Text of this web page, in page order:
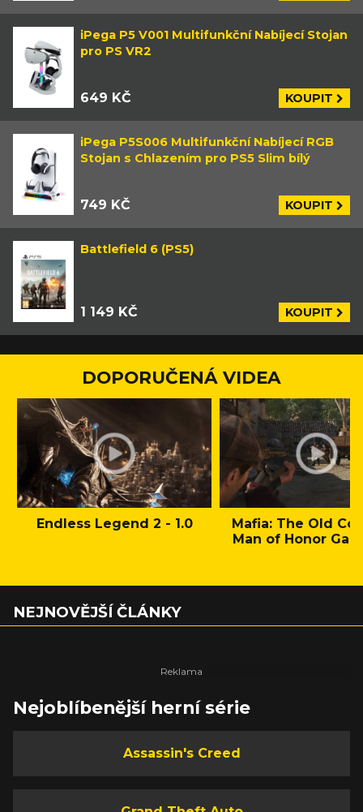
iPega P5 V001 Multifunkční Nabíjecí Stojan
pro PS VR2
649 KČ KOUPIT
iPega P5S006 Multifunkční Nabíjecí RGB
Stojan s Chlazením pro PS5 Slim bílý
749 KČ KOUPIT
Battlefield 6 (PS5)
1 149 KČ KOUPIT
DOPORUČENÁ VIDEA
Endless Legend 2 - 1.0
Mafia: The Old
Man of Honor
NEJNOVĚJŠÍ ČLÁNKY
Nejoblíbenější herní série
Assassin's Creed